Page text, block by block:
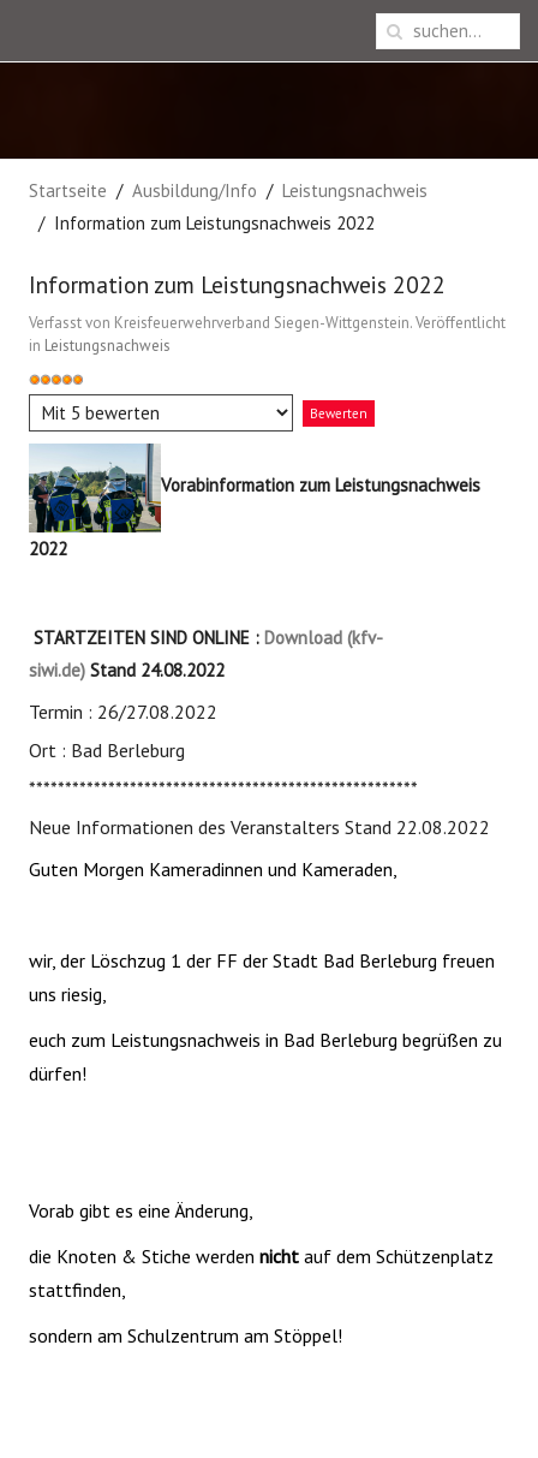
Startseite Ausbildung/Info
Leistungsnachweis
Information zum Leistungsnachweis 2022
Information zum Leistungsnachweis 2022
Verfasst von Kreisfeuerwehrverband Siegen-Wittgenstein. Veröffentlicht
in Leistungsnachweis
Bewertung:
Bitte
bewerten
Vorabinformation zum Leistungsnachweis
2022
STARTZEITEN SIND ONLINE : Download (kfv-
siwi.de)Stand 24.08.2022
Termin : 26/27.08.2022
Ort : Bad Berleburg
******************************************************
Neue Informationen des Veranstalters Stand 22.08.2022
Guten Morgen Kameradinnen und Kameraden,
wir, der Löschzug 1 der FF der Stadt Bad Berleburg freuen
uns riesig,
euch zum Leistungsnachweis in Bad Berleburg begrüßen zu
dürfen!
Vorab gibt es eine Änderung,
die Knoten & Stiche werden nichtauf dem Schützenplatz
stattfinden,
sondern am Schulzentrum am Stöppel!